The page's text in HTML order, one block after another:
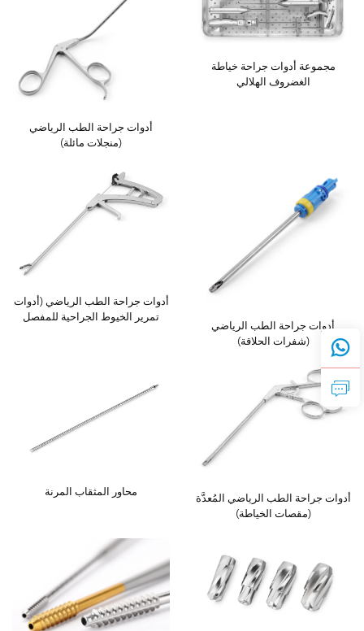
مجموعة أدوات جراحة خياطة
الغضروف الهلالي
أدوات جراحة الطب الرياضي
(منجلات مائلة)
أدوات جراحة الطب الرياضي
(شفرات الحلاقة)
أدوات جراحة الطب الرياضي (أدوات
تمرير الخيوط الجراحية للمفصل
أدوات جراحة الطب الرياضي المُعدَّة
(مقصات الخياطة)
محاور المثقاب المرنة